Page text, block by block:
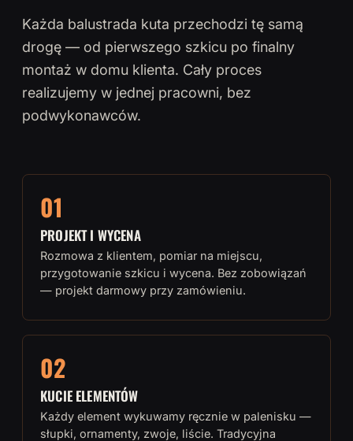
Każda balustrada kuta przechodzi tę samą
drogę — od pierwszego szkicu po finalny
montaż w domu klienta. Cały proces
realizujemy w jednej pracowni, bez
podwykonawców.
01
PROJEKT I WYCENA
Rozmowa z klientem, pomiar na miejscu,
przygotowanie szkicu i wycena. Bez zobowiązań
— projekt darmowy przy zamówieniu.
02
KUCIE ELEMENTÓW
Każdy element wykuwamy ręcznie w palenisku —
słupki, ornamenty, zwoje, liście. Tradycyjna